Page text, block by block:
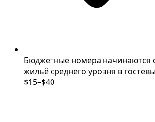
Бюджетные номера начинаются
жильё среднего уровня в
$15–$40